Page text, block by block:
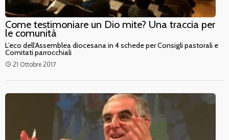
Come testimoniare un Dio mite? Una traccia per
le comunità
L’eco dell’Assemblea diocesana in 4 schede per Consigli pastorali e
Comitati parrocchiali
access_time 21 Ottobre 2017